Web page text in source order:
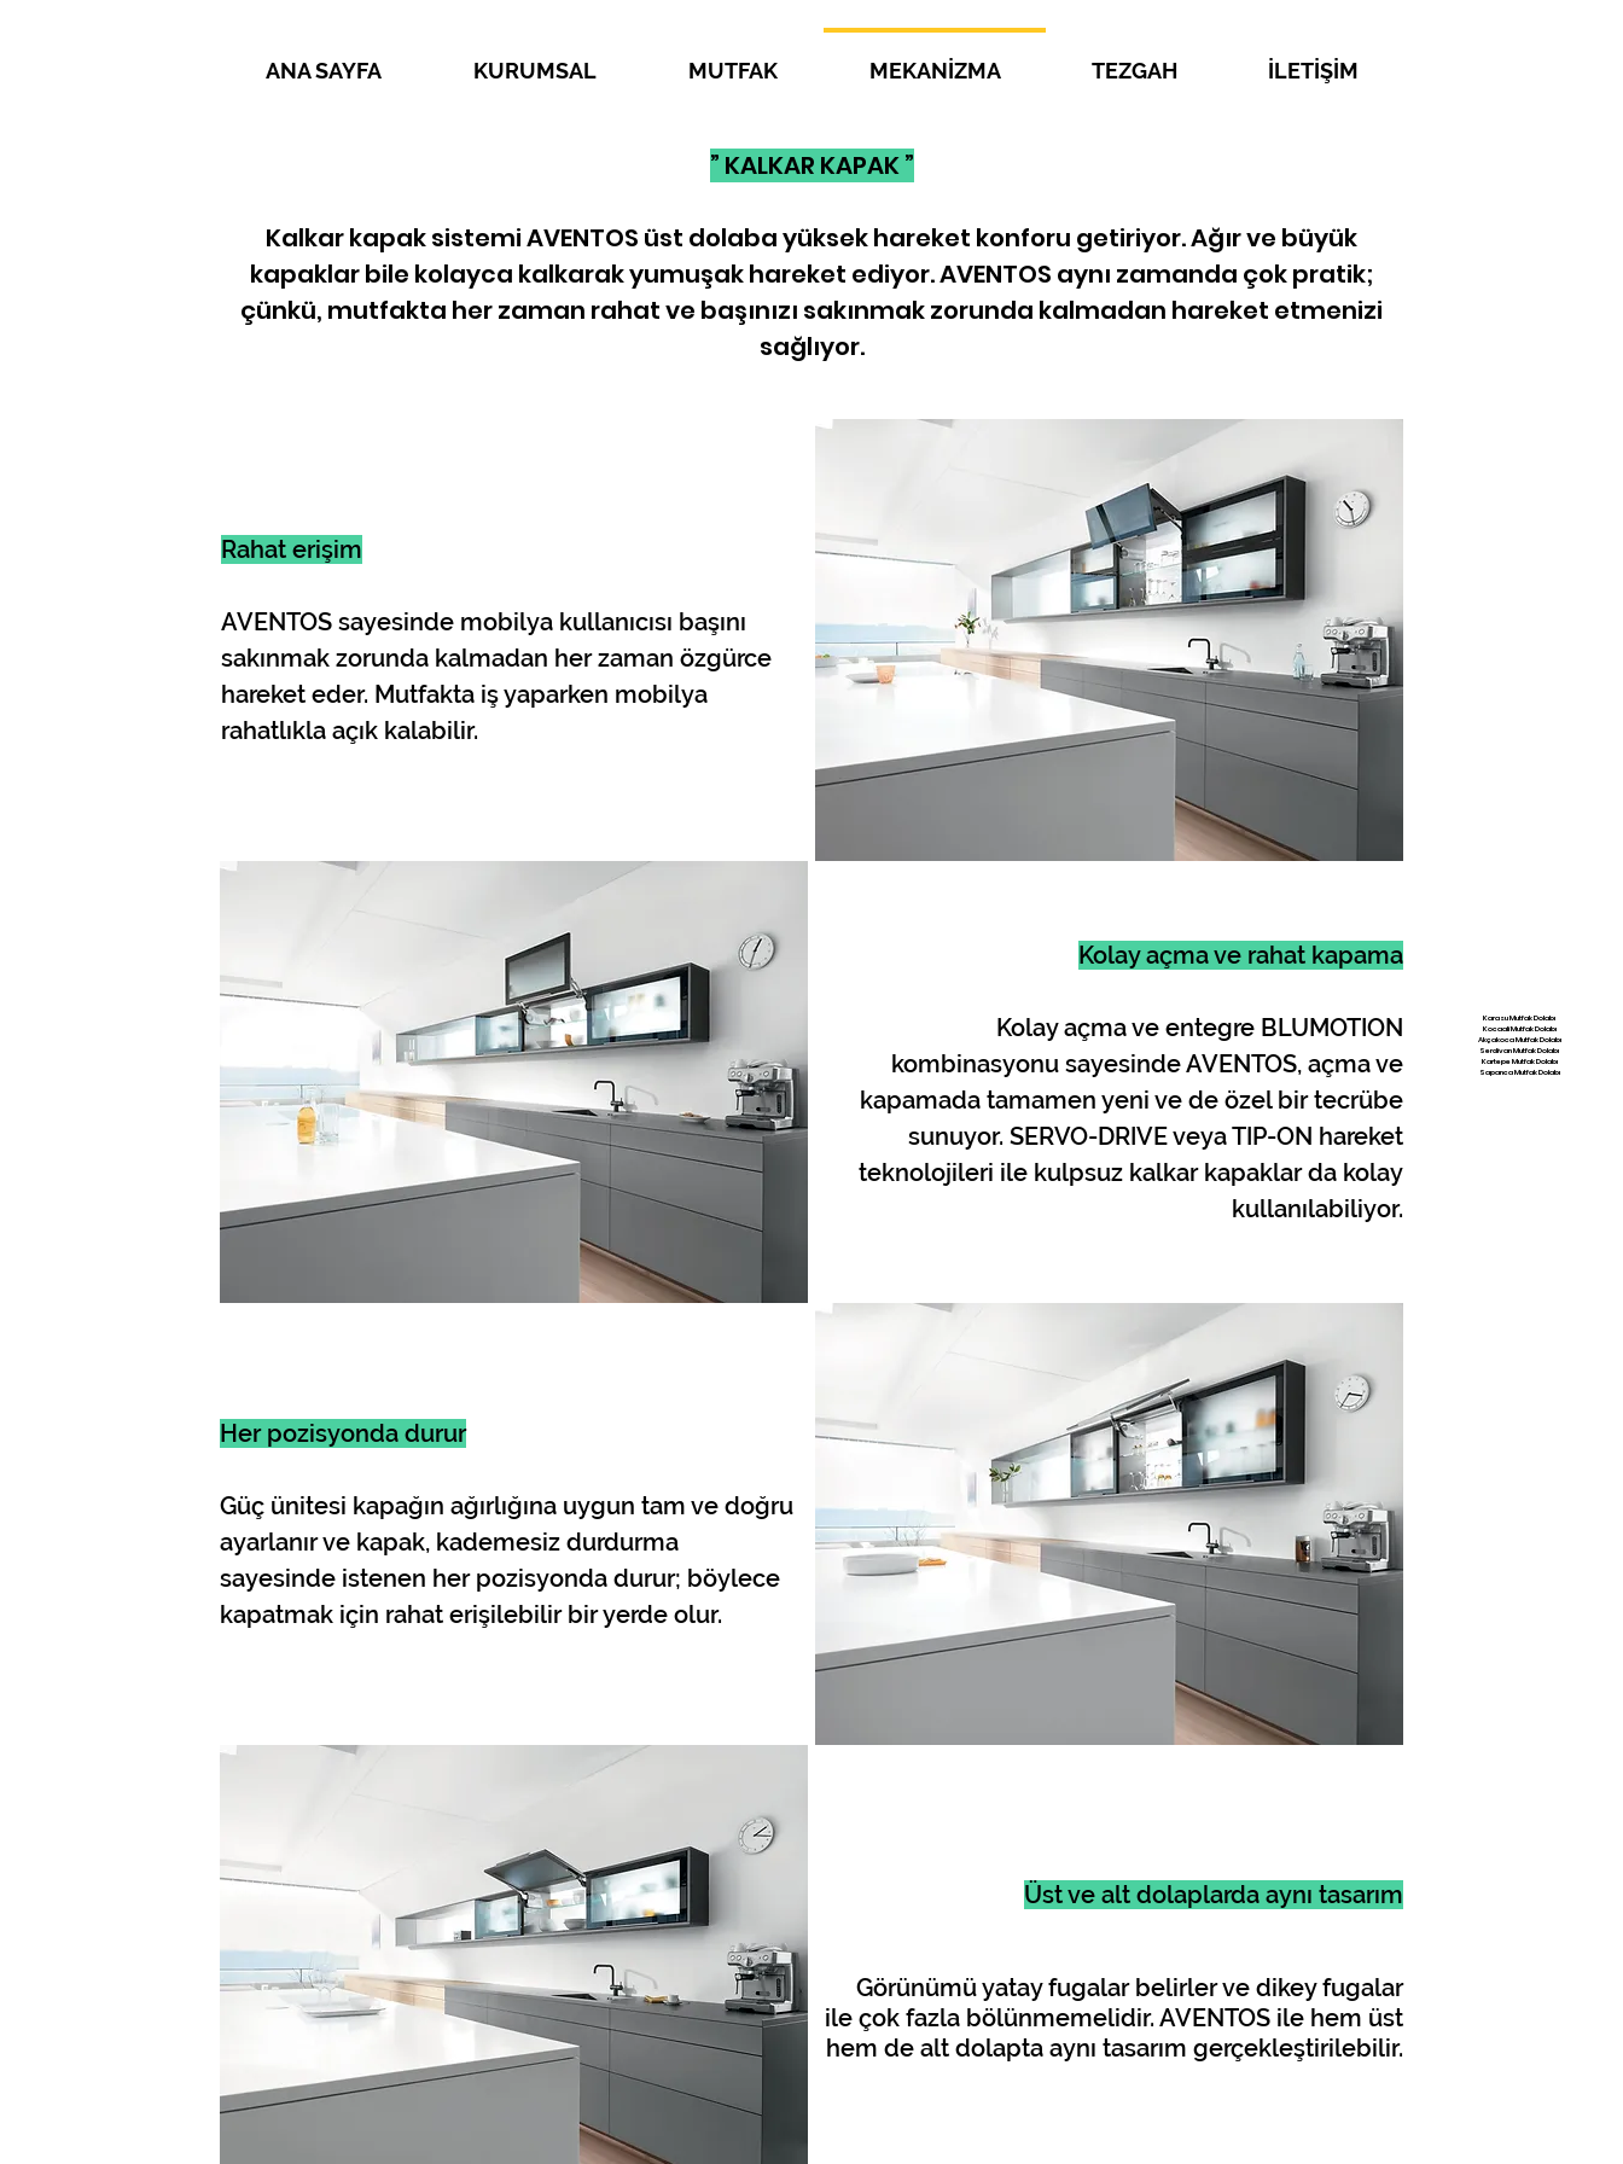
ANA SAYFA KURUMSAL MUTFAK MEKANİZMA TEZGAH İLETİŞİM
” KALKAR KAPAK ”
Kalkar kapak sistemi AVENTOS üst dolaba yüksek hareket konforu getiriyor. Ağır ve büyük
kapaklar bile kolayca kalkarak yumuşak hareket ediyor. AVENTOS aynı zamanda çok pratik;
çünkü, mutfakta her zaman rahat ve başınızı sakınmak zorunda kalmadan hareket etmenizi
sağlıyor.
Rahat erişim
AVENTOS sayesinde mobilya kullanıcısı başını
sakınmak zorunda kalmadan her zaman özgürce
hareket eder. Mutfakta iş yaparken mobilya
rahatlıkla açık kalabilir.
Kolay açma ve rahat kapama
Kolay açma ve entegre BLUMOTION
kombinasyonu sayesinde AVENTOS, açma ve
kapamada tamamen yeni ve de özel bir tecrübe
sunuyor. SERVO-DRIVE veya TIP-ON hareket
teknolojileri ile kulpsuz kalkar kapaklar da kolay
kullanılabiliyor.
Karasu Mutfak Dolabı
Kocaali Mutfak Dolabı
Akçakoca Mutfak Dolabı
Serdivan Mutfak Dolabı
Kartepe Mutfak Dolabı
Sapanca Mutfak Dolabı
Her pozisyonda durur
Güç ünitesi kapağın ağırlığına uygun tam ve doğru
ayarlanır ve kapak, kademesiz durdurma
sayesinde istenen her pozisyonda durur; böylece
kapatmak için rahat erişilebilir bir yerde olur.
Üst ve alt dolaplarda aynı tasarım
Görünümü yatay fugalar belirler ve dikey fugalar
ile çok fazla bölünmemelidir. AVENTOS ile hem üst
hem de alt dolapta aynı tasarım gerçekleştirilebilir.